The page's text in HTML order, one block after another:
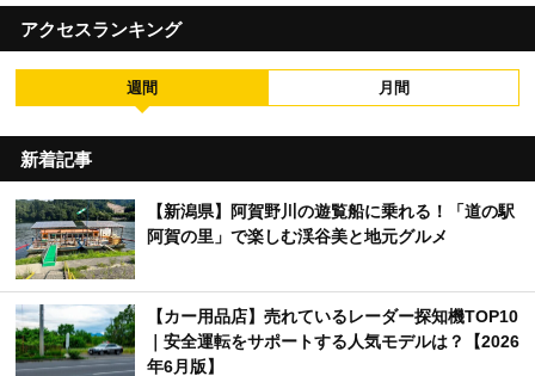
アクセスランキング
週間 月間
新着記事
【新潟県】阿賀野川の遊覧船に乗れる！「道の駅
阿賀の里」で楽しむ渓谷美と地元グルメ
【カー用品店】売れているレーダー探知機TOP10
｜安全運転をサポートする人気モデルは？【2026
年6月版】